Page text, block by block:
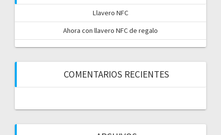
Llavero NFC
Ahora con llavero NFC de regalo
COMENTARIOS RECIENTES